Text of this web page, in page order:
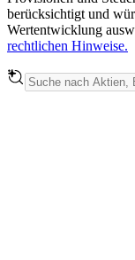
berücksichtigt und
Wertentwicklung
rechtlichen Hinweise.